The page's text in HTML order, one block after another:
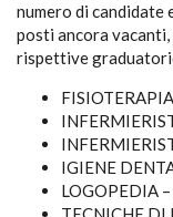
numero di candidate
posti ancora
rispettive
IGIENE
LOGOPEDIA